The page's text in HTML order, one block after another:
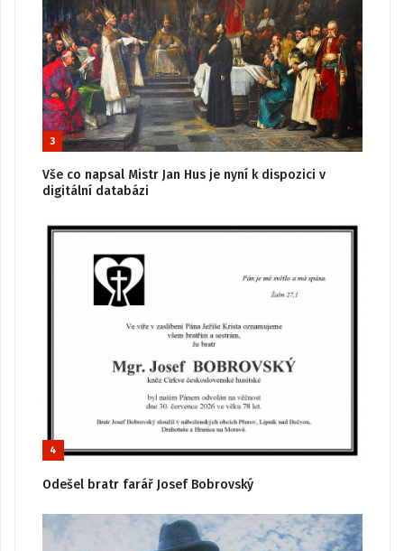
3
Vše co napsal Mistr Jan Hus je nyní k dispozici v
digitální databázi
4
Odešel bratr farář Josef Bobrovský